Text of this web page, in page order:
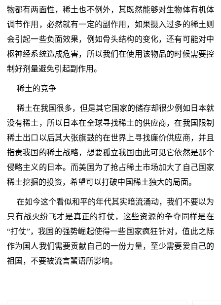
物都有两面性，稀土也不例外，其既然能够对生物体有机体
调节作用，必然就有一定的副作用，如果摄入过多的稀土则
会引起一些负面效果，例如骨头结构的变化，还有可能对中
枢神经系统造成危害，所以我们在使用该物品的时候需要控
制好剂量避免引起副作用。
稀土的竞争
稀土在我国很多，但是其它国家的储存却很少例如日本就
没有稀土，所以日本在全球寻找稀土的供应商，在我国限制
稀土出口以后其大张旗鼓的在世界上寻找廉价供应商，并且
指责我国的稀土战略，想要孤立我国由此可见它依然是那个
侵略主义的日本。而美国为了抢占稀土市场加大了自己国家
稀土挖掘的投资，希望可以打破中国稀土独大的局面。
在如今这个看似和平的年代其实暗流涌动，我们不要以为
只有战火纷飞才是真正的打仗，这些资源的争夺同样是在
“打仗”，我国的强势崛起使得一些国家疯狂针对，值此之际
作为国人我们需要贡献自己的一份力量，至少需要爱自己的
祖国，不要被流言蜚语所影响。